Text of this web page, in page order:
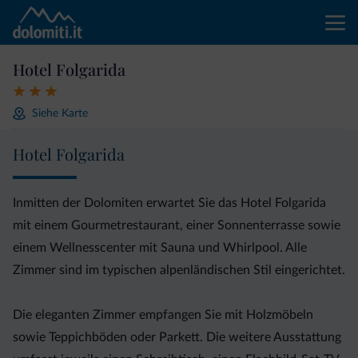
Hotel Folgarida
Siehe Karte
Hotel Folgarida
Inmitten der Dolomiten erwartet Sie das Hotel Folgarida
mit einem Gourmetrestaurant, einer Sonnenterrasse sowie
einem Wellnesscenter mit Sauna und Whirlpool. Alle
Zimmer sind im typischen alpenländischen Stil eingerichtet.
Die eleganten Zimmer empfangen Sie mit Holzmöbeln
sowie Teppichböden oder Parkett. Die weitere Ausstattung